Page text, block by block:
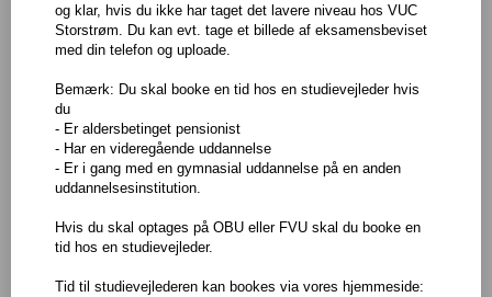
Læs mere om faget og eksamen påUddannelsesguiden
Du skal som hovedregel være fyldt 25 år, men der er undtagelser.
Hvis du vil vide mere, så kontakt en af vores vejledere.
Dertil skal du have forkundskaber svarende til engelsk, niveau
og klar, hvis du ikke har taget det lavere niveau hos VUC
Storstrøm. Du kan evt. tage et billede af eksamensbeviset
med din telefon og uploade.
Bemærk: Du skal booke en tid hos en studievejleder hvis
du
- Er aldersbetinget pensionist
- Har en videregående uddannelse
- Er i gang med en gymnasial uddannelse på en anden
uddannelsesinstitution.
Hvis du skal optages på OBU eller FVU skal du booke en
tid hos en studievejleder.
Tid til studievejlederen kan bookes via vores hjemmeside: